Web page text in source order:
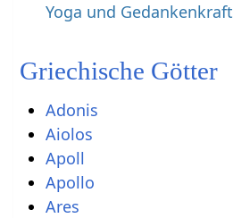
Yoga und Gedankenkraft
Griechische Götter
Adonis
Aiolos
Apoll
Apollo
Ares